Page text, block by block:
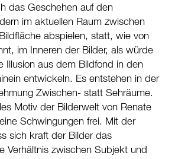
das Geschehen auf den
im aktuellen Raum zwischen
abspielen, statt, wie von
im Inneren der Bilder, als würde
Illusion aus dem Bildfond in den
entwickeln. Es entstehen in der
Zwischen- statt Sehräume.
Motiv der Bilderwelt von Renate
Schwingungen frei. Mit der
sich kraft der Bilder das
Verhältnis zwischen Subjekt und